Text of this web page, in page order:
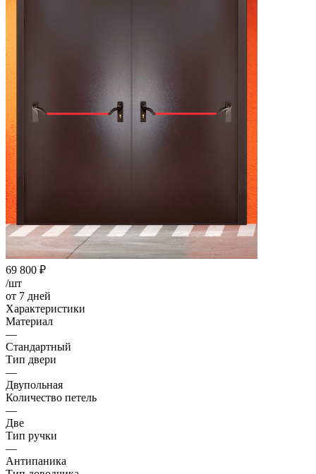
69 800 ₽
/шт
от 7 дней
Характеристики
Материал
—
Стандартный
Тип двери
—
Двупольная
Количество петель
—
Две
Тип ручки
—
Антипаника